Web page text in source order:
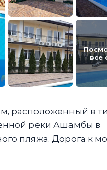
все
расположенный в
реки Ашамбы в
пляжа. Дорога к